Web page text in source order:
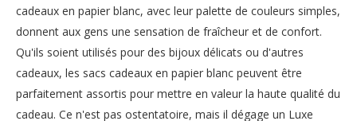
cadeaux en papier blanc, avec leur palette de couleurs simples,
donnent aux gens une sensation de fraîcheur et de confort.
Qu'ils soient utilisés pour des bijoux délicats ou d'autres
cadeaux, les sacs cadeaux en papier blanc peuvent être
parfaitement assortis pour mettre en valeur la haute qualité du
cadeau. Ce n'est pas ostentatoire, mais il dégage un Luxe